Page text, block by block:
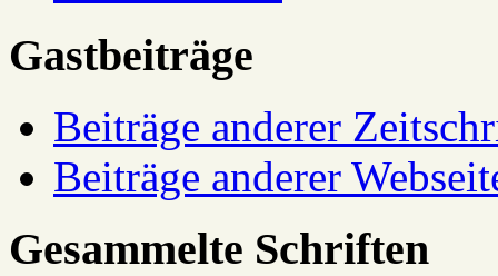
Gastbeiträge
Beiträge anderer
Beiträge anderer
Gesammelte Schriften